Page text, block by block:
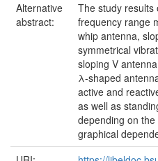
Alternative
abstract:
The study results
frequency range
whip antenna,
symmetrical
sloping V
λ-shaped
active and
as well as
depending on
graphical